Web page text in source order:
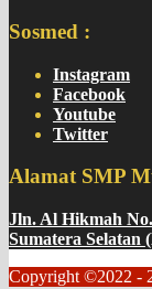
Sosmed :
Instagram
Facebook
Youtube
Twitter
Alamat SMP
Jln. Al Hikmah
Sumatera Selatan
Copyright ©2022 -